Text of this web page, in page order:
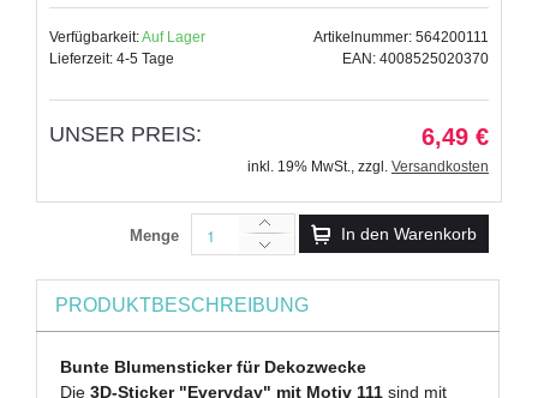
Verfügbarkeit:Auf Lager
Lieferzeit: 4-5 Tage
Artikelnummer: 564200111
EAN: 4008525020370
UNSER PREIS: 6,49 €
inkl. 19% MwSt., zzgl. Versandkosten
Menge In den Warenkorb
PRODUKTBESCHREIBUNG
Bunte Blumensticker für Dekozwecke
Die3D-Sticker "Everyday" mit Motiv 111 sind mit